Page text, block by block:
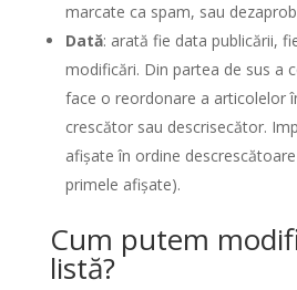
marcate ca spam, sau
Dată: arată fie data publicării,
modificări. Din partea de sus a
face o reordonare a articolelor
crescător sau descrisecător.
afișate în ordine
primele afișate).
Cum putem
listă?